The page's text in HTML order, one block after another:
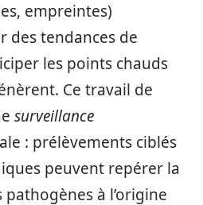
empreintes)
des tendances de
les points chauds
Ce travail de
surveillance
: prélèvements ciblés
peuvent repérer la
pathogènes à l’origine